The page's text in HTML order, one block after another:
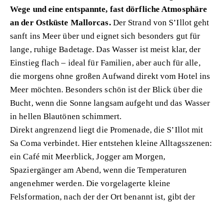
Wege und eine entspannte, fast dörfliche Atmosphäre
an der Ostküste Mallorcas.Der Strand von S’Illot geht
sanft ins Meer über und eignet sich besonders gut für
lange, ruhige Badetage. Das Wasser ist meist klar, der
Einstieg flach – ideal für Familien, aber auch für alle,
die morgens ohne großen Aufwand direkt vom Hotel ins
Meer möchten. Besonders schön ist der Blick über die
Bucht, wenn die Sonne langsam aufgeht und das Wasser
in hellen Blautönen schimmert.
Direkt angrenzend liegt die Promenade, die S’Illot mit
Sa Coma verbindet. Hier entstehen kleine Alltagsszenen:
ein Café mit Meerblick, Jogger am Morgen,
Spaziergänger am Abend, wenn die Temperaturen
angenehmer werden. Die vorgelagerte kleine
Felsformation, nach der der Ort benannt ist, gibt der